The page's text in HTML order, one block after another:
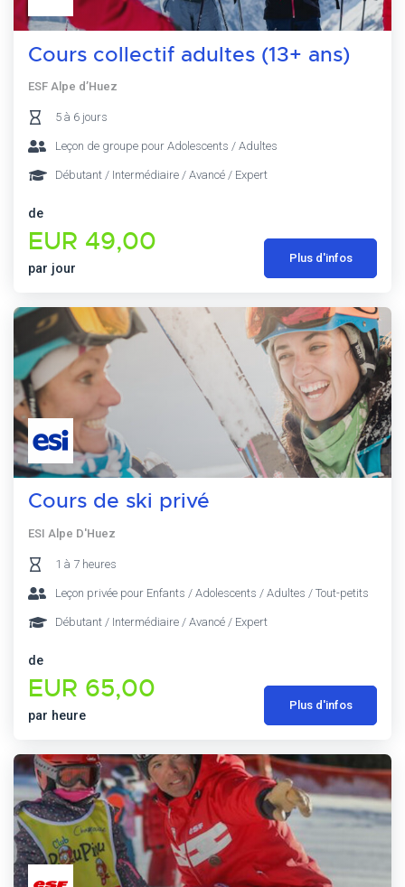
Cours collectif adultes (13+ ans)
ESF Alpe d’Huez
5 à 6 jours
Leçon de groupe pour Adolescents / Adultes
Débutant / Intermédiaire / Avancé / Expert
de
EUR 49,00
par jour
Plus d'infos
Cours de ski privé
ESI Alpe D'Huez
1 à 7 heures
Leçon privée pour Enfants / Adolescents / Adultes / Tout-petits
Débutant / Intermédiaire / Avancé / Expert
de
EUR 65,00
par heure
Plus d'infos